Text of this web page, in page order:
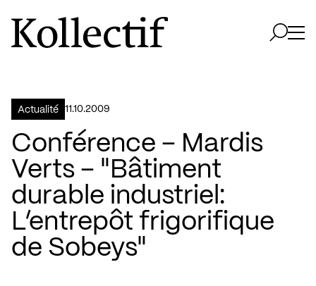
Aller à la page d'accueil
Logo Kollectif
Actualité 11.10.2009
Conférence – Mardis
Verts – "Bâtiment
durable industriel:
L’entrepôt frigorifique
de Sobeys"